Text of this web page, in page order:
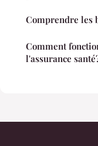
Comprendre les
Comment
l'assurance